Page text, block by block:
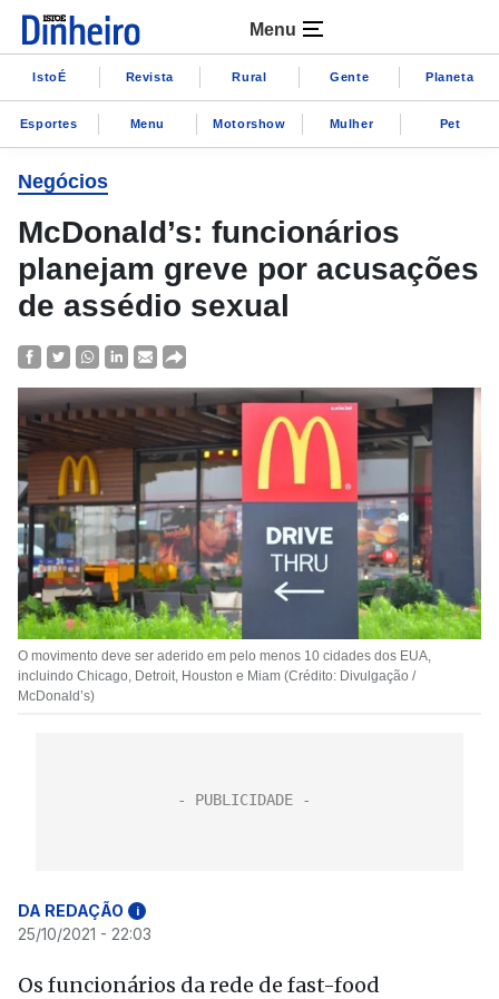
Menu
IstoÉ Revista Rural Gente Planeta
Esportes Menu Motorshow Mulher Pet
Negócios
McDonald’s: funcionários
planejam greve por acusações
de assédio sexual
O movimento deve ser aderido em pelo menos 10 cidades dos EUA,
incluindo Chicago, Detroit, Houston e Miam (Crédito: Divulgação /
McDonald’s)
DA REDAÇÃO i
25/10/2021 - 22:03
Os funcionários da rede de fast-food